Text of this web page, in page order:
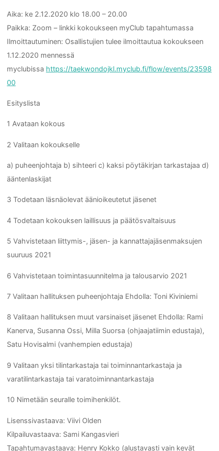
Aika: ke 2.12.2020 klo 18.00 – 20.00
Paikka: Zoom – linkki kokoukseen myClub tapahtumassa
Ilmoittautuminen: Osallistujien tulee ilmoittautua kokoukseen
1.12.2020 mennessä
myclubissa https://taekwondojkl.myclub.fi/flow/events/23598
00
Esityslista
1 Avataan kokous
2 Valitaan kokoukselle
a) puheenjohtaja b) sihteeri c) kaksi pöytäkirjan tarkastajaa d)
ääntenlaskijat
3 Todetaan läsnäolevat äänioikeutetut jäsenet
4 Todetaan kokouksen laillisuus ja päätösvaltaisuus
5 Vahvistetaan liittymis-, jäsen- ja kannattajajäsenmaksujen
suuruus 2021
6 Vahvistetaan toimintasuunnitelma ja talousarvio 2021
7 Valitaan hallituksen puheenjohtaja Ehdolla: Toni Kiviniemi
8 Valitaan hallituksen muut varsinaiset jäsenet Ehdolla: Rami
Kanerva, Susanna Ossi, Milla Suorsa (ohjaajatiimin edustaja),
Satu Hovisalmi (vanhempien edustaja)
9 Valitaan yksi tilintarkastaja tai toiminnantarkastaja ja
varatilintarkastaja tai varatoiminnantarkastaja
10 Nimetään seuralle toimihenkilöt.
Lisenssivastaava: Viivi Olden
Kilpailuvastaava: Sami Kangasvieri
Tapahtumavastaava: Henry Kokko (alustavasti vain kevät